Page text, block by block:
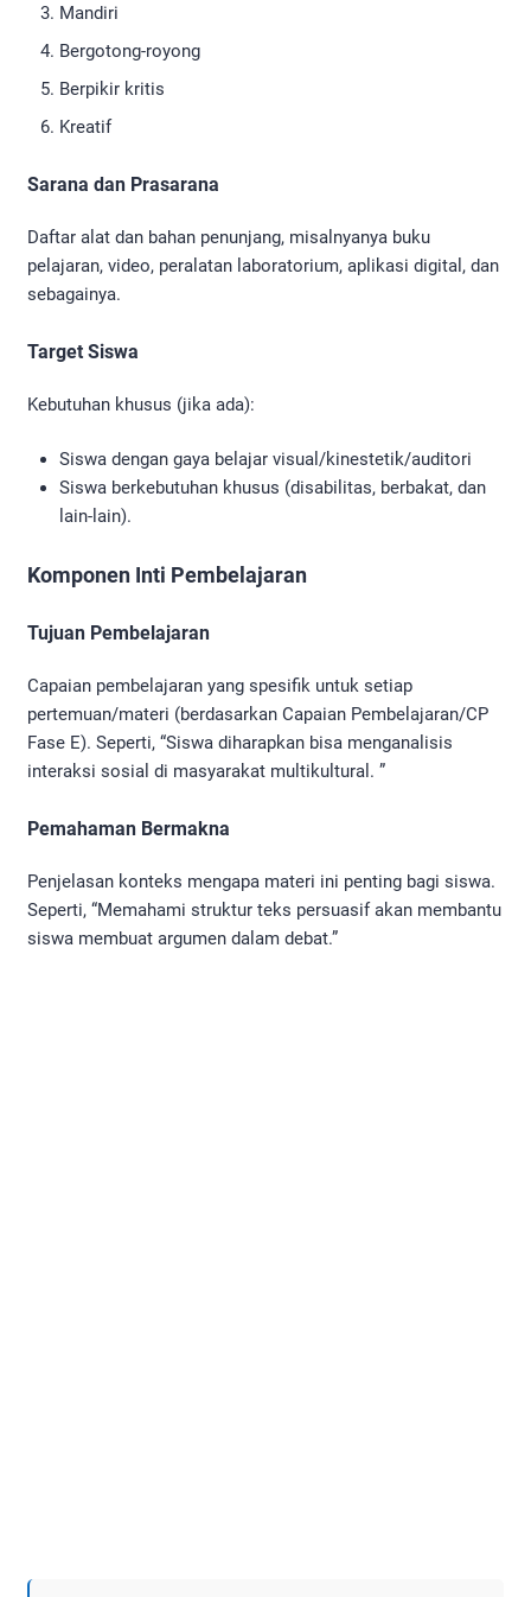
Mandiri
Bergotong-royong
Berpikir kritis
Kreatif
Sarana dan Prasarana
Daftar alat dan bahan penunjang, misalnyanya buku
pelajaran, video, peralatan laboratorium, aplikasi digital, dan
sebagainya.
Target Siswa
Kebutuhan khusus (jika ada):
Siswa dengan gaya belajar visual/kinestetik/auditori
Siswa berkebutuhan khusus (disabilitas, berbakat, dan
lain-lain).
Komponen Inti Pembelajaran
Tujuan Pembelajaran
Capaian pembelajaran yang spesifik untuk setiap
pertemuan/materi (berdasarkan Capaian Pembelajaran/CP
Fase E). Seperti, “Siswa diharapkan bisa menganalisis
interaksi sosial di masyarakat multikultural. ”
Pemahaman Bermakna
Penjelasan konteks mengapa materi ini penting bagi siswa.
Seperti, “Memahami struktur teks persuasif akan membantu
siswa membuat argumen dalam debat.”